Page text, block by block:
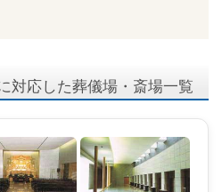
対応した葬儀場・斎場一覧